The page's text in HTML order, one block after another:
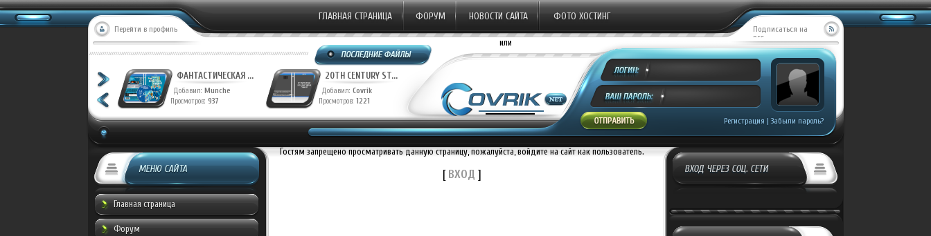
Перейти в профиль
ГЛАВНАЯ СТРАНИЦА ФОРУМ НОВОСТИ САЙТА ФОТО ХОСТИНГ
Подписаться на
RSS
ФАНТАСТИЧЕСКАЯ ...
Добавил: Munche
Просмотров: 937
20TH CENTURY ST...
Добавил: Covrik
Просмотров: 1221
Добавил:
Просмотров:1137
MILL CREEK ENTE...
Добавил: Covrik
Просмотров:499
Регистрация | Забыли пароль?
или
МЕНЮ САЙТА
Главная страница
Форум
Гостям запрещено просматривать данную страницу, пожалуйста, войдите на сайт как пользователь.
[ВХОД ] ВХОД ЧЕРЕЗ СОЦ. СЕТИ